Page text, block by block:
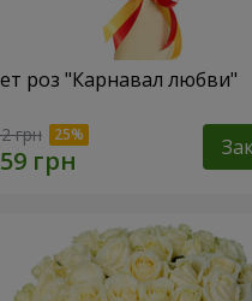
роз "Карнавал любви"
грн